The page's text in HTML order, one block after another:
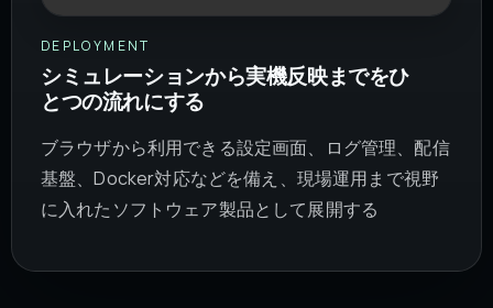
DEPLOYMENT
シミュレーションから実機反映までをひ
とつの流れにする
ブラウザから利用できる設定画面、ログ管理、配信
基盤、Docker対応などを備え、現場運用まで視野
に入れたソフトウェア製品として展開する